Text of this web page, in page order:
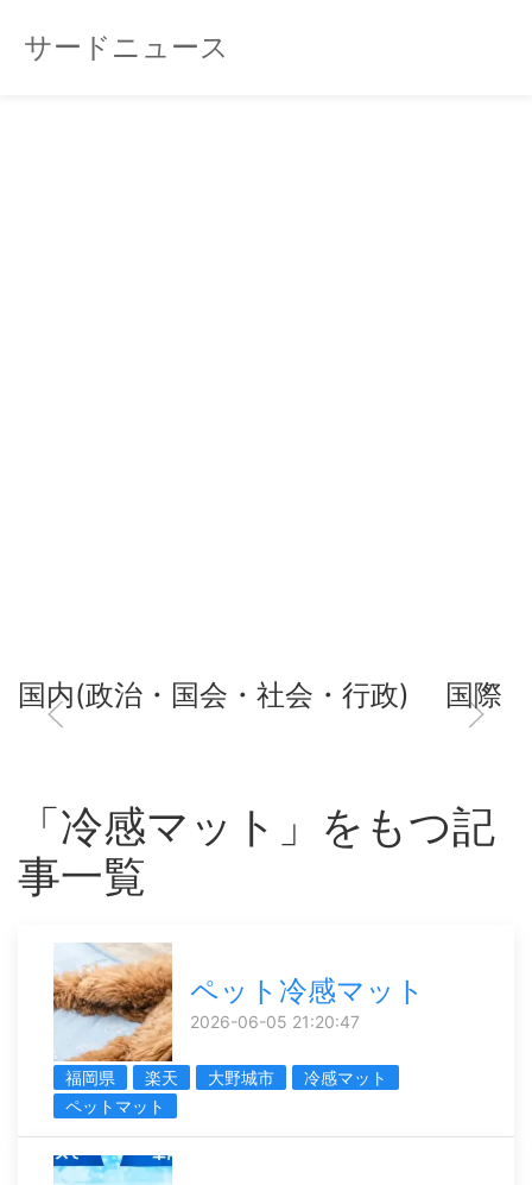
サードニュース
国内(政治・国会・社会・行政) 国際
「冷感マット」をもつ記
事一覧
ペット冷感マット
2026-06-05 21:20:47
福岡県 楽天 大野城市
冷感マット
ペットマット